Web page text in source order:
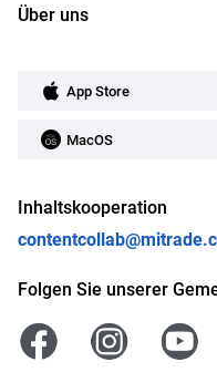
Über uns
App Store
MacOS
Inhaltskooperation
Folgen Sie unserer